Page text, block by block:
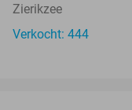
Zierikzee
Verkocht: 444